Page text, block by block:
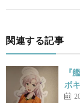
関連する記事
『
ボ